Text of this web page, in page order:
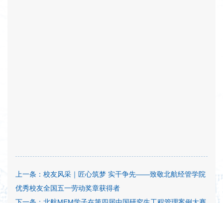
上一条： 校友风采｜匠心筑梦 实干争先——致敬北航经管学院
优秀校友全国五一劳动奖章获得者